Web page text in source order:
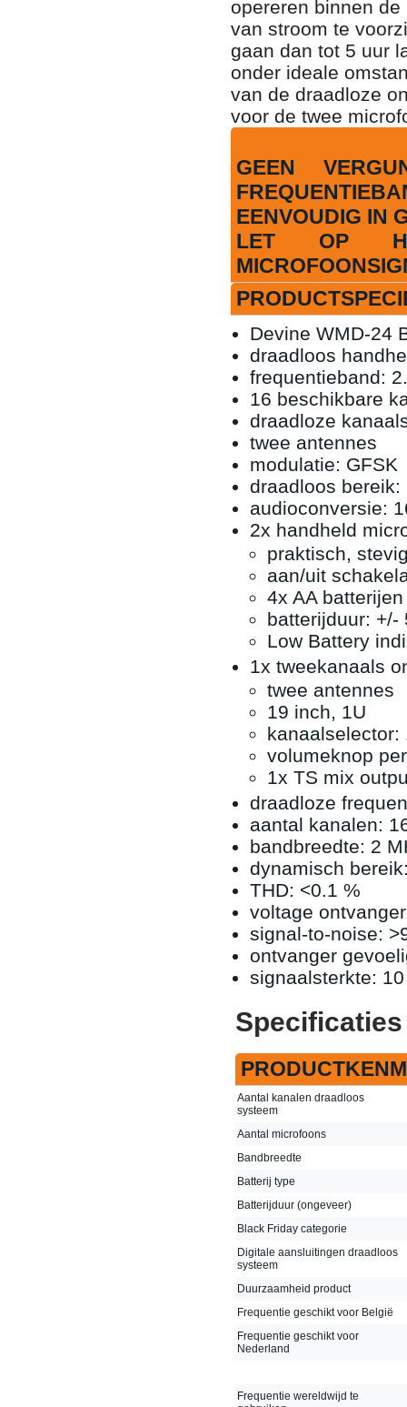
opereren binnen
van stroom te
gaan dan tot 5 uur
onder ideale
van de draadloze
voor de twee
GEEN
EENVOUDIG IN
LET OP
Devine WMD-24
draadloos
frequentieband:
16 beschikbare
draadloze
twee antennes
modulatie: GFSK
draadloos
audioconversie:
2x handheld
praktisch,
aan/uit
4x AA
batterijduur: +/-
Low Battery
1x tweekanaals
twee antennes
19 inch, 1U
kanaalselector:
volumeknop
1x TS mix
draadloze
aantal kanalen:
bandbreedte: 2
dynamisch
THD: <0.1 %
voltage
signal-to-noise:
ontvanger
signaalsterkte:
Specificaties
Aantal kanalen draadloos
systeem
Aantal microfoons
Bandbreedte
Batterij type
Batterijduur (ongeveer)
Black Friday categorie
Digitale aansluitingen draadloos
systeem
Duurzaamheid product
Frequentie geschikt voor België
Frequentie geschikt voor
Nederland
Frequentie wereldwijd te